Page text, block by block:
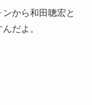
から和田聰宏と
だよ。